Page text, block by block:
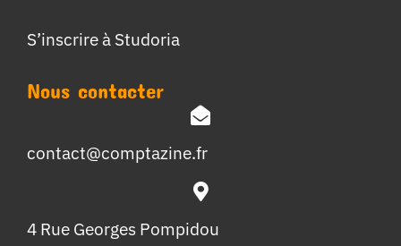
S’inscrire à Studoria
Nous contacter
contact@comptazine.fr
4 Rue Georges Pompidou